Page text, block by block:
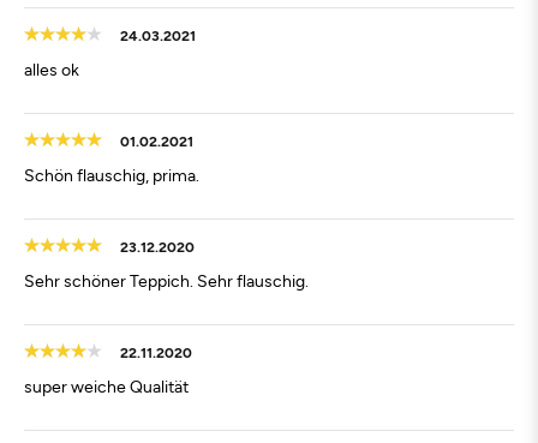
24.03.2021
alles ok
01.02.2021
Schön flauschig, prima.
23.12.2020
Sehr schöner Teppich. Sehr flauschig.
22.11.2020
super weiche Qualität